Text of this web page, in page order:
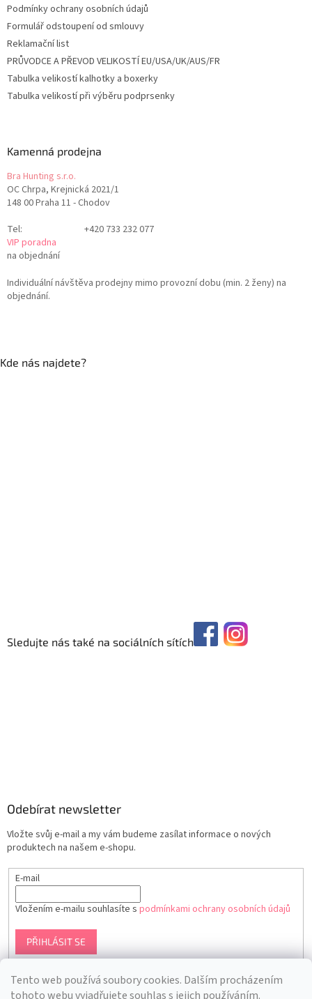
Tento web používá soubory cookies. Dalším procházením
tohoto webu vyjadřujete souhlas s jejich používáním.
Podmínky ochrany osobních údajů
Formulář odstoupení od smlouvy
Reklamační list
PRŮVODCE A PŘEVOD VELIKOSTÍ EU/USA/UK/AUS/FR
Tabulka velikostí kalhotky a boxerky
Tabulka velikostí při výběru podprsenky
Kamenná prodejna
Bra Hunting s.r.o.
OC Chrpa, Krejnická 2021/1
148 00 Praha 11 - Chodov
Tel:
+420 733 232 077
VIP poradna
na objednání
Individuální návštěva prodejny mimo provozní dobu (min. 2 ženy) na
objednání.
Kde nás najdete?
Sledujte nás také na sociálních sítích
Odebírat newsletter
Vložte svůj e-mail a my vám budeme zasílat informace o nových
produktech na našem e-shopu.
E-mail
Vložením e-mailu souhlasíte s podmínkami ochrany osobních údajů
PŘIHLÁSIT SE